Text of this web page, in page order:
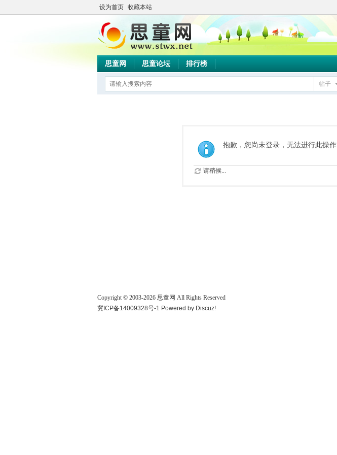
设为首页 收藏本站
思童网 思童论坛 排行榜
帖子
抱歉，您尚未登录，无法进行此操作
请稍候...
Copyright © 2003-2026 思童网 All Rights Reserved
冀ICP备14009328号-1 Powered by Discuz!